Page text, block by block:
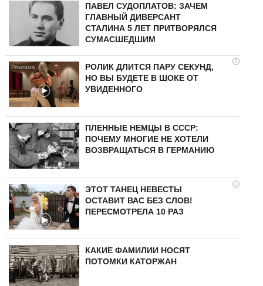
ПАВЕЛ СУДОПЛАТОВ: ЗАЧЕМ
ГЛАВНЫЙ ДИВЕРСАНТ
СТАЛИНА 5 ЛЕТ ПРИТВОРЯЛСЯ
СУМАСШЕДШИМ
i
РОЛИК ДЛИТСЯ ПАРУ СЕКУНД,
НО ВЫ БУДЕТЕ В ШОКЕ ОТ
УВИДЕННОГО
ПЛЕННЫЕ НЕМЦЫ В СССР:
ПОЧЕМУ МНОГИЕ НЕ ХОТЕЛИ
ВОЗВРАЩАТЬСЯ В ГЕРМАНИЮ
i
ЭТОТ ТАНЕЦ НЕВЕСТЫ
ОСТАВИТ ВАС БЕЗ СЛОВ!
ПЕРЕСМОТРЕЛА 10 РАЗ
КАКИЕ ФАМИЛИИ НОСЯТ
ПОТОМКИ КАТОРЖАН